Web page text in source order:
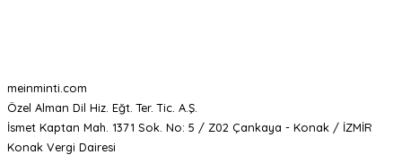
meinminti.com
Özel Alman Dil Hiz. Eğt. Ter. Tic. A.Ş.
İsmet Kaptan Mah. 1371 Sok. No: 5 / Z02 Çankaya - Konak / İZMİR
Konak Vergi Dairesi